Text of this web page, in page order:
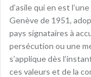
d’asile qui en est
Genève de 1951,
pays signataires à
persécution ou une
s’applique dès
ces valeurs et de la